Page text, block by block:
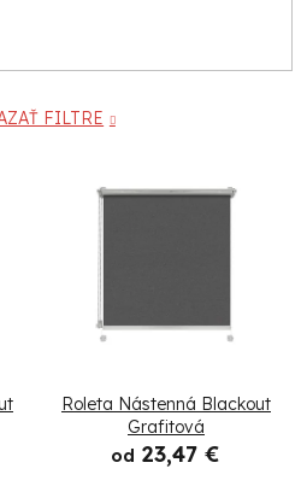
FILTRE
Roleta Nástenná Blackout
Grafitová
od 23,47 €